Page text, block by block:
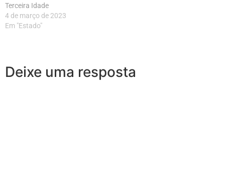
Terceira Idade
4 de março de 2023
Em "Estado"
Deixe uma resposta